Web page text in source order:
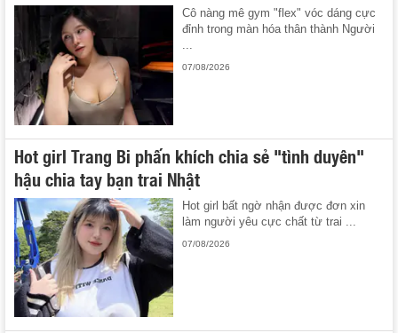
Cô nàng mê gym "flex" vóc dáng cực
đỉnh trong màn hóa thân thành Người
...
07/08/2026
Hot girl Trang Bi phấn khích chia sẻ "tình duyên"
hậu chia tay bạn trai Nhật
Hot girl bất ngờ nhận được đơn xin
làm người yêu cực chất từ trai ...
07/08/2026